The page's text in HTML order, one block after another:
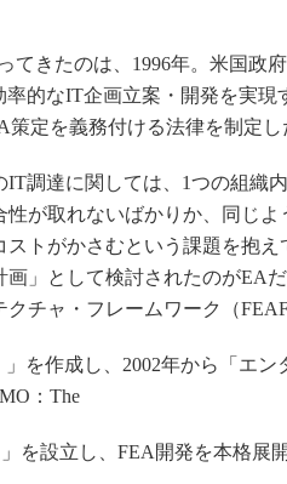
きたのは、1996年。米国政
的なIT企画立案・開発を実現
定を義務付ける法律を制定し
調達に関しては、1つの組織
が取れないばかりか、同じ
トがかさむという課題を抱
」として検討されたのがEA
チャ・フレームワーク（FEAF
」を作成し、2002年から「エ
：The
」を設立し、FEA開発を本格展